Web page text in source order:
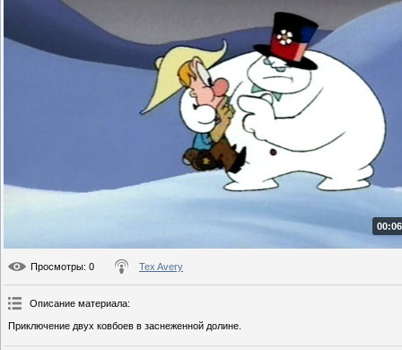
Просмотры: 0 Tex Avery
Описание материала:
Приключение двух ковбоев в заснеженной долине.